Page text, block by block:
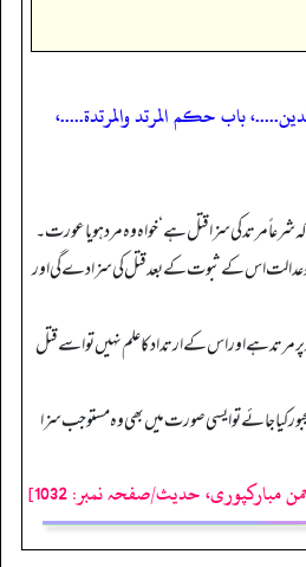
باب حكم المرتد والمرتدة.....،
مرتد کی سزا قتل ہے‘ خواہ وہ مرد ہو یا عورت۔
تو عدالت اس کے ثبوت کے بعد قتل کی سزا دے گی اور
پر مرتد ہے اور اس کے ارتداد کا علم نہیں تو اسے قتل
کیا جائے تو ایسی صورت میں بھی وہ مستوجب سزا
مبارکپوری، حدیث/صفحہ نمبر: 1032]